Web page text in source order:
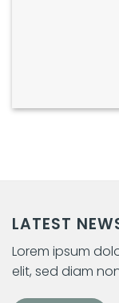
LATEST
Lorem ipsum
elit, sed diam